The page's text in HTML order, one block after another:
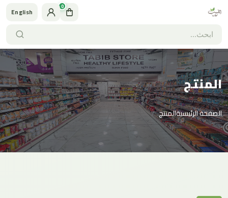
0
English
المنتج
الصفحة الرئيسيةالمنتج